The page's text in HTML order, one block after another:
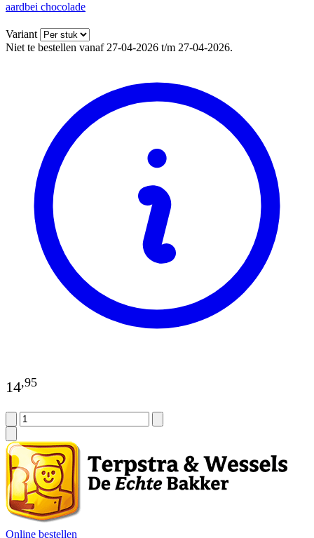
aardbei chocolade
Variant
Niet te bestellen vanaf 27-04-2026 t/m 27-04-2026.
14,95
Online bestellen